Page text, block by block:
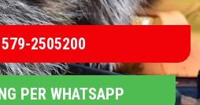
2505200
PER WHATSAPP